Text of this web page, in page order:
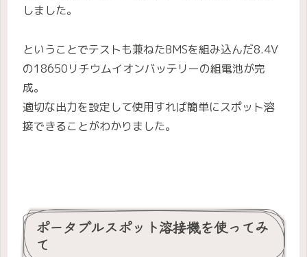
しました。
ということでテストも兼ねたBMSを組み込んだ8.4V
の18650リチウムイオンバッテリーの組電池が完
成。
適切な出力を設定して使用すれば簡単にスポット溶
接できることがわかりました。
ポータブルスポット溶接機を使ってみ
て